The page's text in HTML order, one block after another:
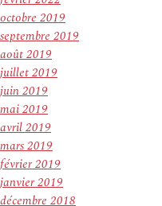
octobre 2019
septembre 2019
août 2019
juillet 2019
juin 2019
mai 2019
avril 2019
mars 2019
février 2019
janvier 2019
décembre 2018